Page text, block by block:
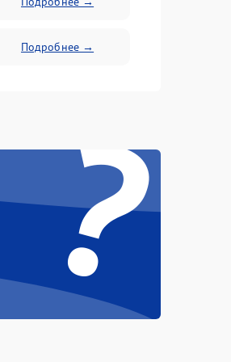
Подробнее →
?